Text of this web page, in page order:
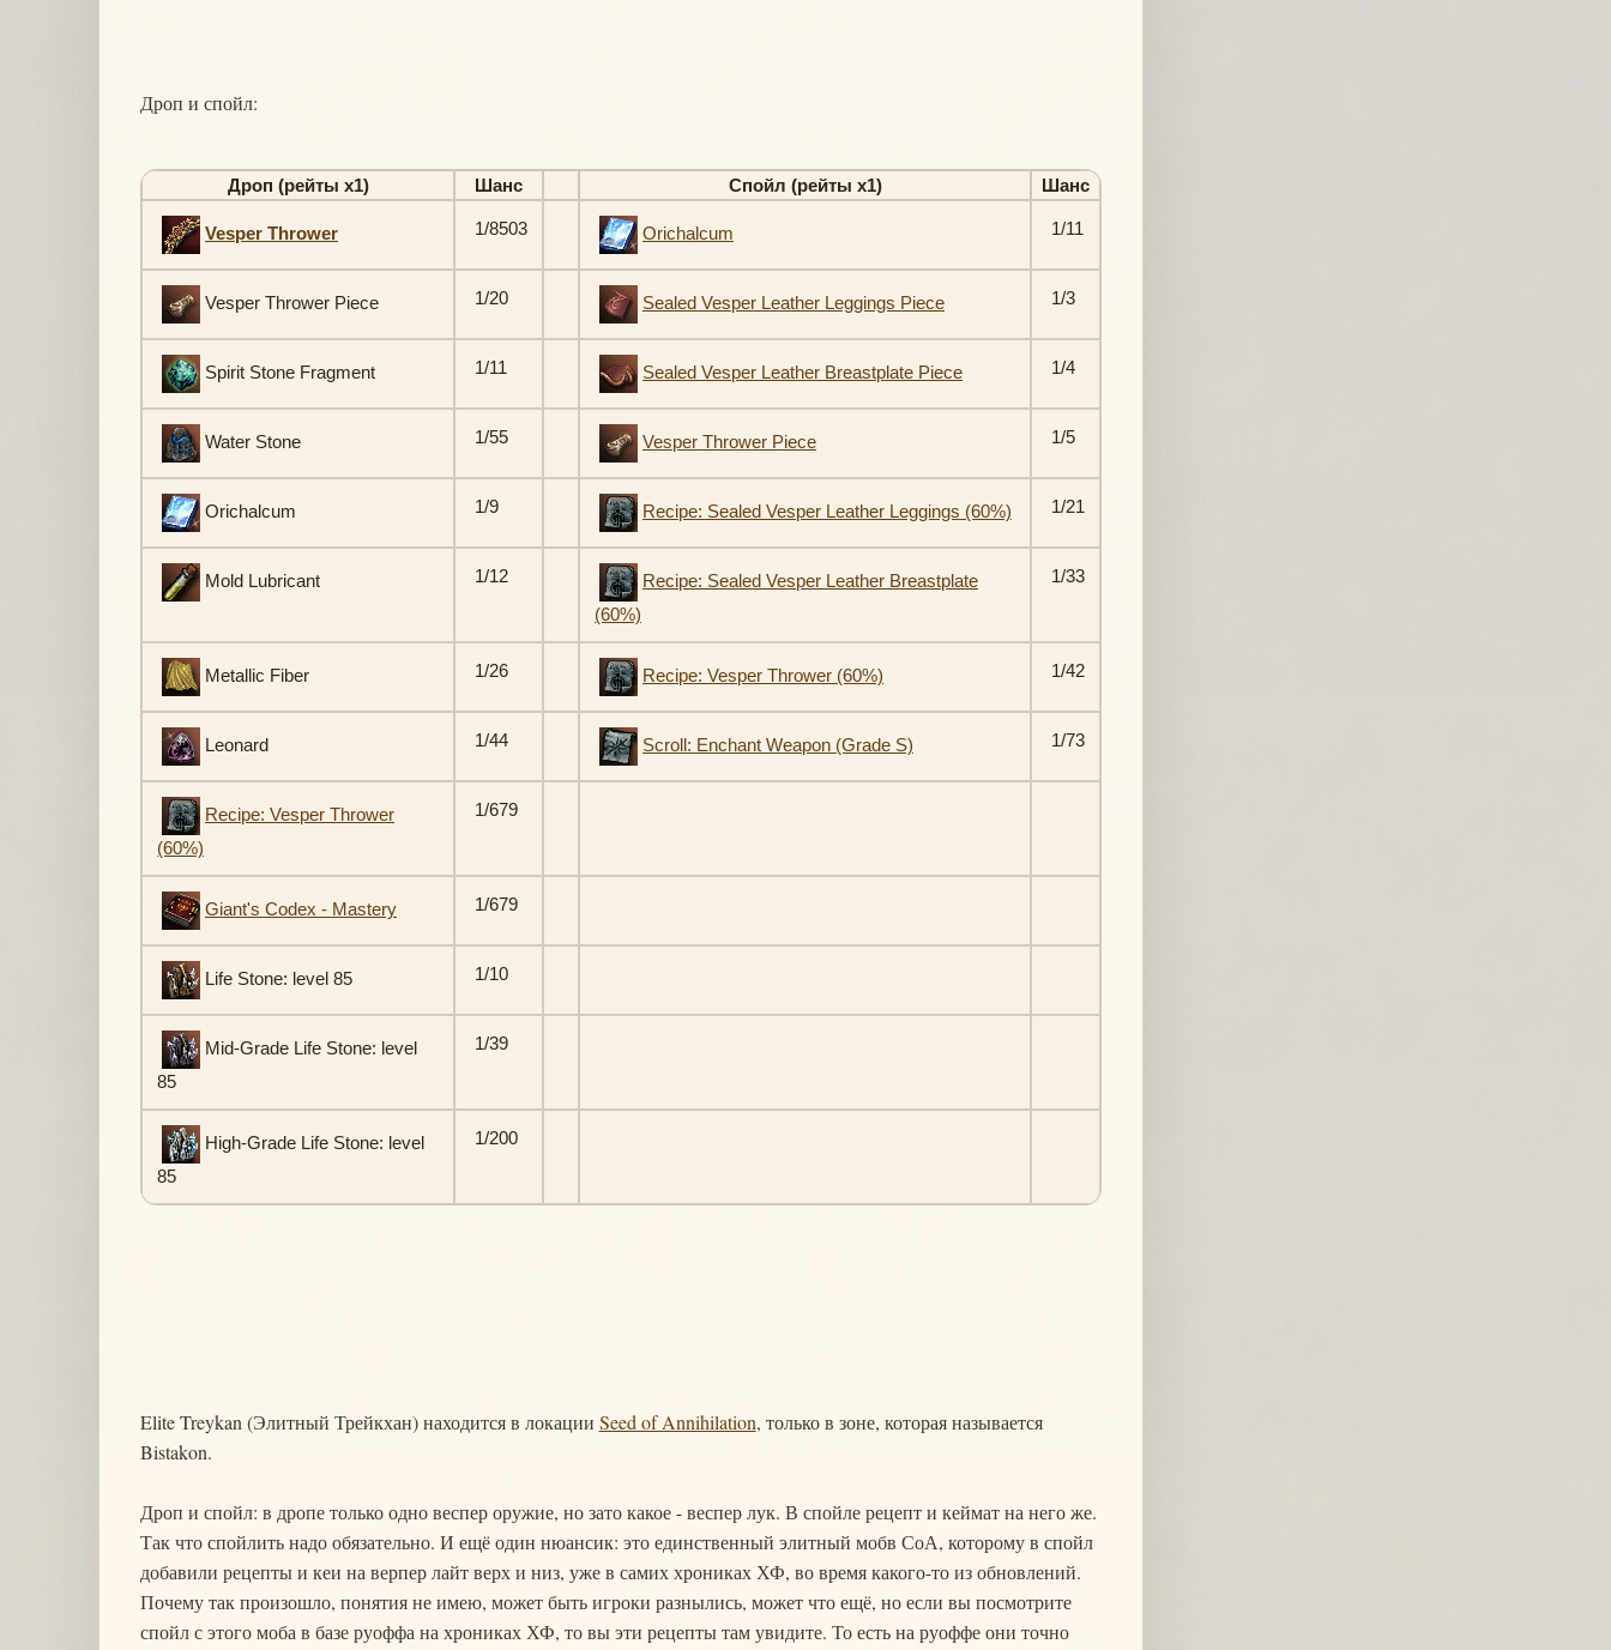
Дроп и спойл:
Дроп (рейты х1) Шанс Спойл (рейты х1) Шанс
Vesper Thrower 1/8503 Orichalcum 1/11
Vesper Thrower Piece 1/20 Sealed Vesper Leather Leggings Piece 1/3
Spirit Stone Fragment 1/11 Sealed Vesper Leather Breastplate Piece 1/4
Water Stone 1/55 Vesper Thrower Piece 1/5
Orichalcum 1/9 Recipe: Sealed Vesper Leather Leggings (60%) 1/21
Mold Lubricant 1/12
Recipe: Sealed Vesper Leather Breastplate
(60%)
1/33
Metallic Fiber 1/26 Recipe: Vesper Thrower (60%) 1/42
Leonard 1/44 Scroll: Enchant Weapon (Grade S) 1/73
Recipe: Vesper Thrower
(60%)
1/679
Giant's Codex - Mastery 1/679
Life Stone: level 85 1/10
Mid-Grade Life Stone: level
85
1/39
High-Grade Life Stone: level
85
1/200
Elite Treykan (Элитный Трейкхан) находится в локации Seed of Annihilation, только в зоне, которая называется
Bistakon.
Дроп и спойл: в дропе только одно веспер оружие, но зато какое - веспер лук. В спойле рецепт и кеймат на него же.
Так что спойлить надо обязательно. И ещё один нюансик: это единственный элитный мобв СоА, которому в спойл
добавили рецепты и кеи на верпер лайт верх и низ, уже в самих хрониках ХФ, во время какого-то из обновлений.
Почему так произошло, понятия не имею, может быть игроки разнылись, может что ещё, но если вы посмотрите
спойл с этого моба в базе руоффа на хрониках ХФ, то вы эти рецепты там увидите. То есть на руоффе они точно